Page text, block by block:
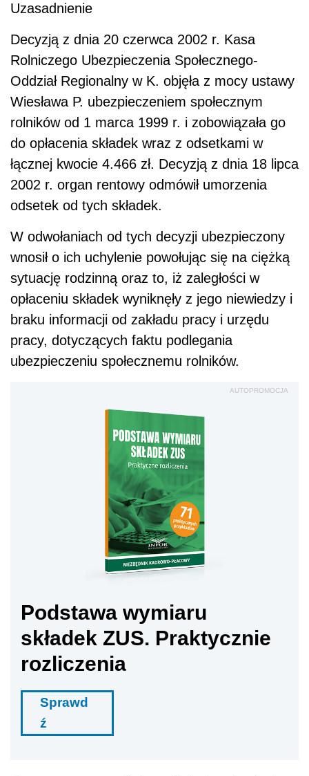
Uzasadnienie
Decyzją z dnia 20 czerwca 2002 r. Kasa
Rolniczego Ubezpieczenia Społecznego-
Oddział Regionalny w K. objęła z mocy ustawy
Wiesława P. ubezpieczeniem społecznym
rolników od 1 marca 1999 r. i zobowiązała go
do opłacenia składek wraz z odsetkami w
łącznej kwocie 4.466 zł. Decyzją z dnia 18 lipca
2002 r. organ rentowy odmówił umorzenia
odsetek od tych składek.
W odwołaniach od tych decyzji ubezpieczony
wnosił o ich uchylenie powołując się na ciężką
sytuację rodzinną oraz to, iż zaległości w
opłaceniu składek wyniknęły z jego niewiedzy i
braku informacji od zakładu pracy i urzędu
pracy, dotyczących faktu podlegania
ubezpieczeniu społecznemu rolników.
AUTOPROMOCJA
Podstawa wymiaru
składek ZUS. Praktycznie
rozliczenia
Sprawd
ź